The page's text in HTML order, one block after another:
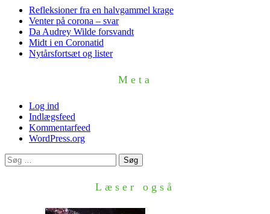
Refleksioner fra en halvgammel krage
Venter på corona – svar
Da Audrey Wilde forsvandt
Midt i en Coronatid
Nytårsfortsæt og lister
Meta
Log ind
Indlægsfeed
Kommentarfeed
WordPress.org
Søg
efter:
Læser også